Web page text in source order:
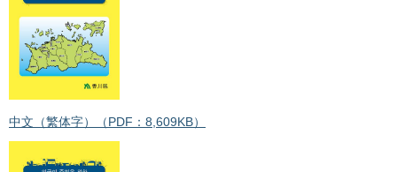
中文（繁体字）（PDF：8,609KB）